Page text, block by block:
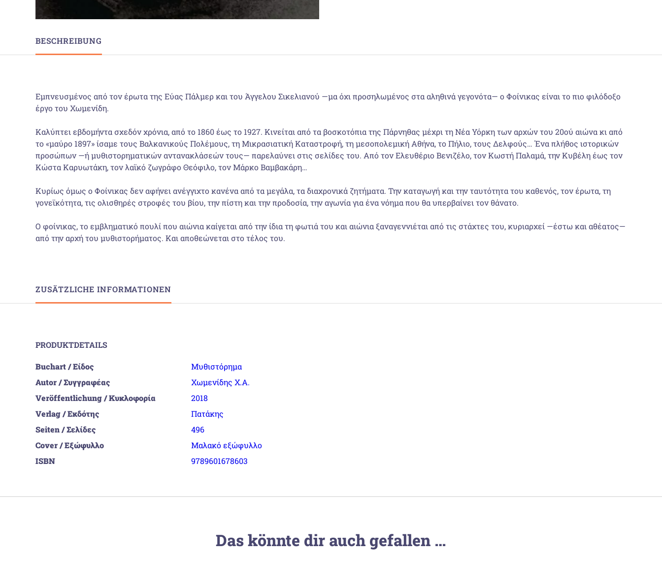
BESCHREIBUNG
Εµπνευσµένος από τον έρωτα της Εύας Πάλµερ και του Άγγελου Σικελιανού —µα όχι προσηλωµένος στα αληθινά γεγονότα— ο Φοίνικας είναι το πιο φιλόδοξο
έργο του Χωµενίδη.
Καλύπτει εβδοµήντα σχεδόν χρόνια, από το 1860 έως το 1927. Κινείται από τα βοσκοτόπια της Πάρνηθας µέχρι τη Νέα Υόρκη των αρχών του 20ού αιώνα κι από
το «µαύρο 1897» ίσαµε τους Βαλκανικούς Πολέµους, τη Μικρασιατική Καταστροφή, τη µεσοπολεµική Αθήνα, το Πήλιο, τους Δελφούς… Ένα πλήθος ιστορικών
προσώπων —ή µυθιστορηµατικών αντανακλάσεών τους— παρελαύνει στις σελίδες του. Από τον Ελευθέριο Βενιζέλο, τον Κωστή Παλαµά, την Κυβέλη έως τον
Κώστα Κα­ρυωτάκη, τον λαϊκό ζωγράφο Θεόφιλο, τον Μάρκο Βαµβακάρη…
Κυρίως όµως ο Φοίνικας δεν αφήνει ανέγγιχτο κανένα από τα µεγάλα, τα διαχρονικά ζητήµατα. Την καταγωγή και την ταυτότητα του καθενός, τον έρωτα, τη
γονεϊκότητα, τις ολισθηρές στροφές του βίου, την πίστη και την προδοσία, την αγωνία για ένα νόηµα που θα υπερβαίνει τον θάνατο.
Ο φοίνικας, το εµβληµατικό πουλί που αιώνια καίγεται από την ίδια τη φωτιά του και αιώνια ξαναγεννιέται από τις στάχτες του, κυριαρχεί —έστω και αθέατος—
από την αρχή του µυθιστορήµατος. Και αποθεώνεται στο τέλος του.
ZUSÄTZLICHE INFORMATIONEN
PRODUKTDETAILS
Buchart / Είδος
Μυθιστόρημα
Autor / Συγγραφέας
Χωμενίδης Χ.Α.
Veröffentlichung / Κυκλοφορία
2018
Verlag / Εκδότης
Πατάκης
Seiten / Σελίδες
496
Cover / Εξώφυλλο
Μαλακό εξώφυλλο
ISBN
9789601678603
Das könnte dir auch gefallen …